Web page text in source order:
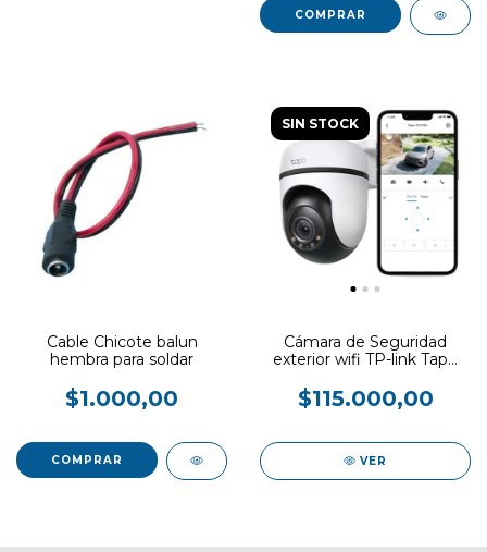
Cable Chicote balun
hembra para soldar
$1.000,00
SIN STOCK
Cámara de Seguridad
exterior wifi TP-link Tapo
$115.000,00
VER